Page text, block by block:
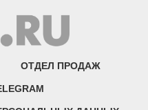
ОТДЕЛ ПРОДАЖ